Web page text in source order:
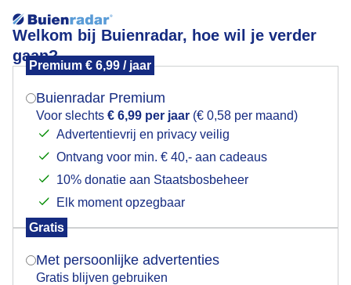
Welkom bij Buienradar, hoe wil je verder
gaan?
Premium € 6,99 / jaar
Buienradar Premium
Voor slechts € 6,99 per jaar (€ 0,58 per maand)
Advertentievrij en privacy veilig
Ontvang voor min. € 40,- aan cadeaus
10% donatie aan Staatsbosbeheer
Elk moment opzegbaar
Gratis
Met persoonlijke advertenties
Gratis blijven gebruiken
Kleuren rond de zon
Mogen we je locatie gebruiken voor het
Indien je hier nog geen akkoord op hebt gegeven,
verschijnt er zo een pop-up uit je browser waarin
Is goed, toon de popup